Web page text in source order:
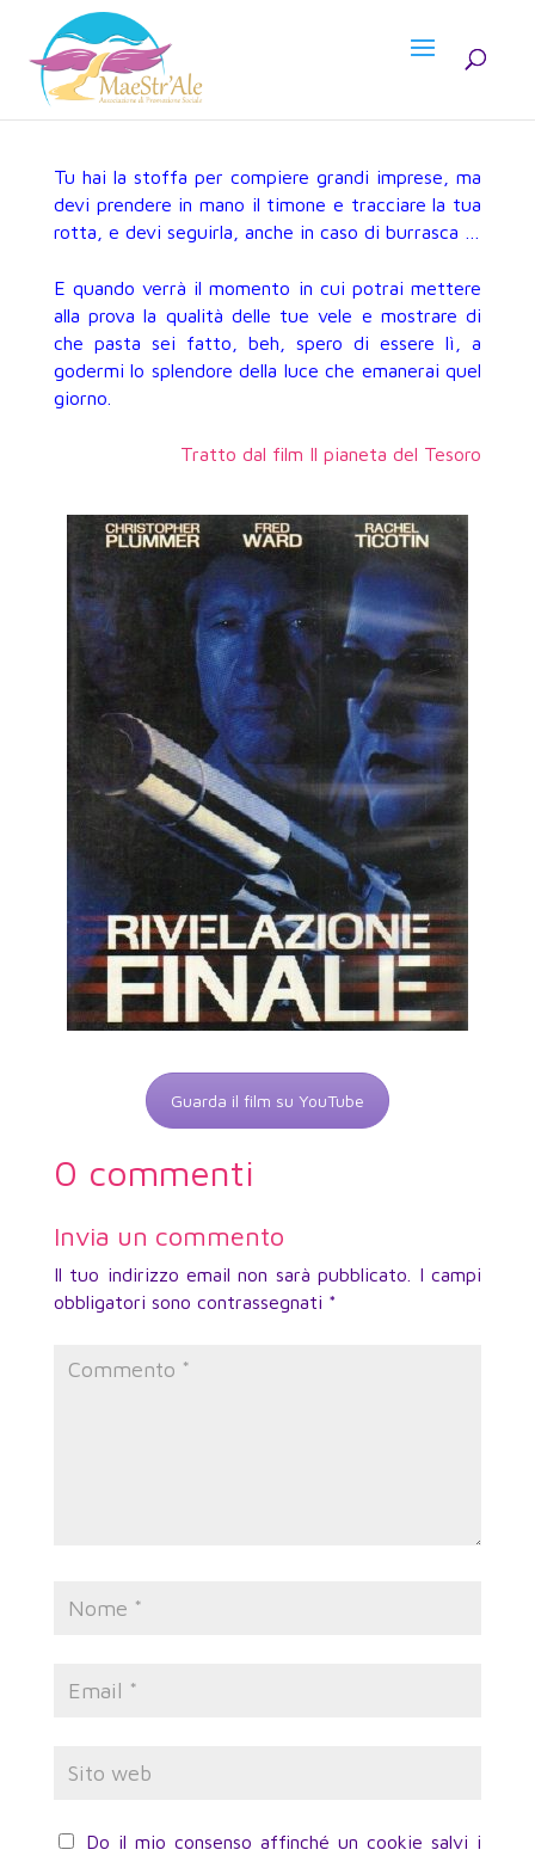
Tu hai la stoffa per compiere grandi imprese, ma
devi prendere in mano il timone e tracciare la tua
rotta, e devi seguirla, anche in caso di burrasca …
E quando verrà il momento in cui potrai mettere
alla prova la qualità delle tue vele e mostrare di
che pasta sei fatto, beh, spero di essere lì, a
godermi lo splendore della luce che emanerai quel
giorno.
Tratto dal film Il pianeta del Tesoro
Guarda il film su YouTube
0 commenti
Invia un commento
Il tuo indirizzo email non sarà pubblicato.
I campi
obbligatori sono contrassegnati *
Do il mio consenso affinché un cookie salvi i